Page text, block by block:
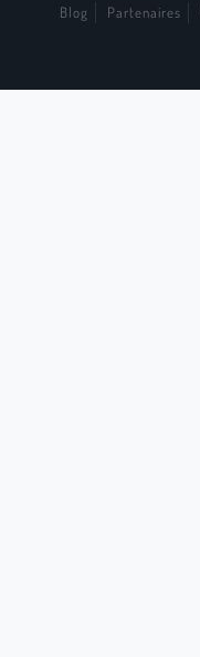
Blog Partenaires